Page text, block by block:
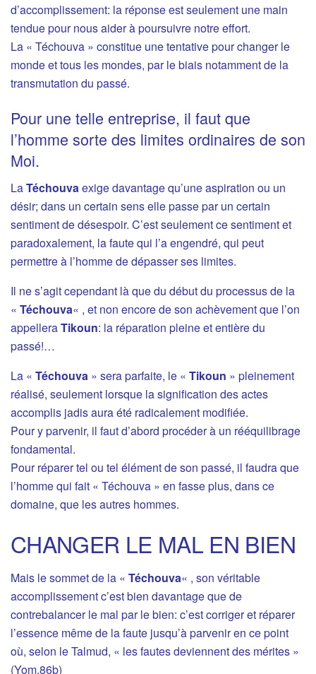
d’accomplissement: la réponse est seulement une main
tendue pour nous aider à poursuivre notre effort.
La « Téchouva » constitue une tentative pour changer le
monde et tous les mondes, par le biais notamment de la
transmutation du passé.
Pour une telle entreprise, il faut que
l’homme sorte des limites ordinaires de son
Moi.
LaTéchouvaexige davantage qu’une aspiration ou un
désir; dans un certain sens elle passe par un certain
sentiment de désespoir. C’est seulement ce sentiment et
paradoxalement, la faute qui l’a engendré, qui peut
permettre à l’homme de dépasser ses limites.
Il ne s’agit cependant là que du début du processus de la
« Téchouva« , et non encore de son achèvement que l’on
appelleraTikoun: la réparation pleine et entière du
passé!…
La « Téchouva » sera parfaite, le « Tikoun » pleinement
réalisé, seulement lorsque la signification des actes
accomplis jadis aura été radicalement modifiée.
Pour y parvenir, il faut d’abord procéder à un rééquilibrage
fondamental.
Pour réparer tel ou tel élément de son passé, il faudra que
l’homme qui fait « Téchouva » en fasse plus, dans ce
domaine, que les autres hommes.
CHANGER LE MAL EN BIEN
Mais le sommet de la « Téchouva« , son véritable
accomplissement c’est bien davantage que de
contrebalancer le mal par le bien: c’est corriger et réparer
l’essence même de la faute jusqu’à parvenir en ce point
où, selon le Talmud, « les fautes deviennent des mérites »
(Yom.86b)